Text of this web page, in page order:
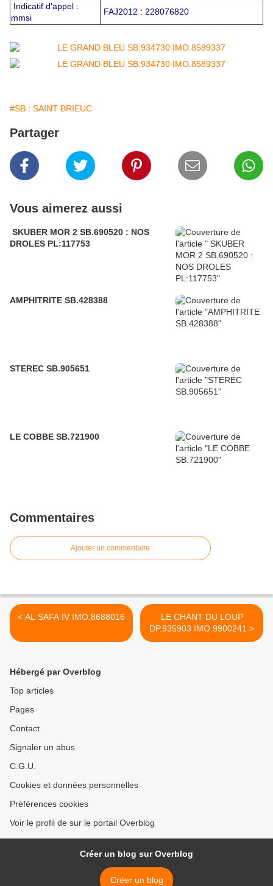
Indicatif d'appel :
mmsi
FAJ2012 : 228076820
#SB : SAINT BRIEUC
Partager
Vous aimerez aussi
SKUBER MOR 2 SB.690520 : NOS
DROLES PL:117753
AMPHITRITE SB.428388
STEREC SB.905651
LE COBBE SB.721900
Commentaires
Ajouter un commentaire
< AL SAFA IV IMO.8688016
LE CHANT DU LOUP
DP.935903 IMO.9900241 >
Hébergé par Overblog
Top articles
Pages
Contact
Signaler un abus
C.G.U.
Cookies et données personnelles
Préférences cookies
Voir le profil de sur le portail Overblog
Créer un blog sur Overblog
Créer un blog